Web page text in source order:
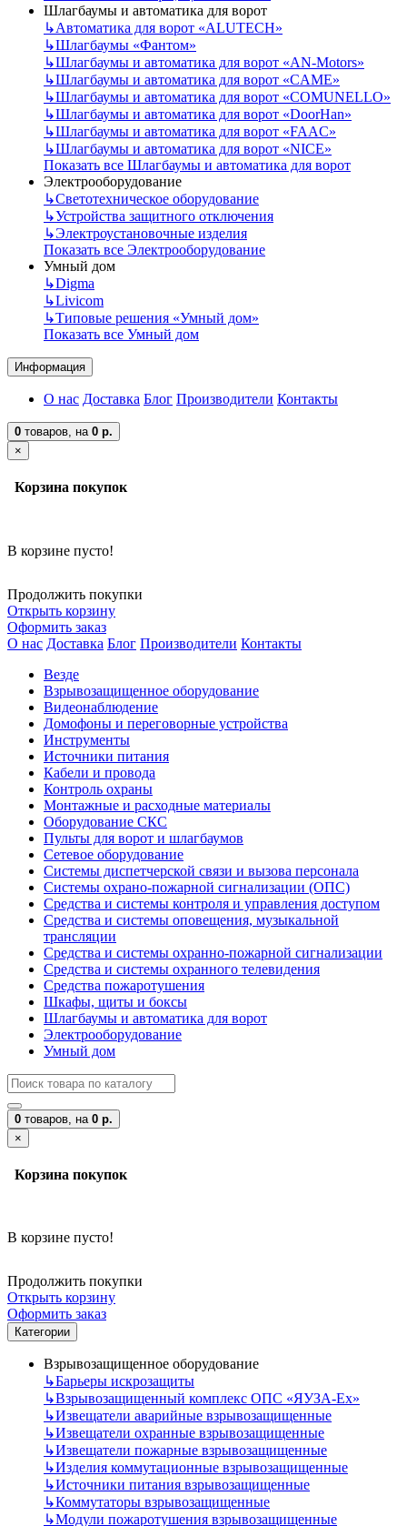
Шлагбаумы и автоматика для ворот
↳Автоматика для ворот «ALUTECH»
↳Шлагбаумы «Фантом»
↳Шлагбаумы и автоматика для ворот «AN-Motors»
↳Шлагбаумы и автоматика для ворот «CAME»
↳Шлагбаумы и автоматика для ворот «COMUNELLO»
↳Шлагбаумы и автоматика для ворот «DoorHan»
↳Шлагбаумы и автоматика для ворот «FAAC»
↳Шлагбаумы и автоматика для ворот «NICE»
Показать все Шлагбаумы и автоматика для ворот
Электрооборудование
↳Светотехническое оборудование
↳Устройства защитного отключения
↳Электроустановочные изделия
Показать все Электрооборудование
Умный дом
↳Digma
↳Livicom
↳Типовые решения «Умный дом»
Показать все Умный дом
Информация
О нас Доставка Блог Производители Контакты
0 товаров, на 0 р.
×
Корзина покупок
В корзине пусто!
Продолжить покупки
Открыть корзину
Оформить заказ
О нас Доставка Блог Производители Контакты
Везде
Взрывозащищенное оборудование
Видеонаблюдение
Домофоны и переговорные устройства
Инструменты
Источники питания
Кабели и провода
Контроль охраны
Монтажные и расходные материалы
Оборудование СКС
Пульты для ворот и шлагбаумов
Сетевое оборудование
Системы диспетчерской связи и вызова персонала
Системы охрано-пожарной сигнализации (ОПС)
Средства и системы контроля и управления доступом
Средства и системы оповещения, музыкальной
трансляции
Средства и системы охранно-пожарной сигнализации
Средства и системы охранного телевидения
Средства пожаротушения
Шкафы, щиты и боксы
Шлагбаумы и автоматика для ворот
Электрооборудование
Умный дом
0 товаров, на 0 р.
×
Корзина покупок
В корзине пусто!
Продолжить покупки
Открыть корзину
Оформить заказ
Категории
Взрывозащищенное оборудование
↳Барьеры искрозащиты
↳Взрывозащищенный комплекс ОПС «ЯУЗА-Ех»
↳Извещатели аварийные взрывозащищенные
↳Извещатели охранные взрывозащищенные
↳Извещатели пожарные взрывозащищенные
↳Изделия коммутационные взрывозащищенные
↳Источники питания взрывозащищенные
↳Коммутаторы взрывозащищенные
↳Модули пожаротушения взрывозащищенные